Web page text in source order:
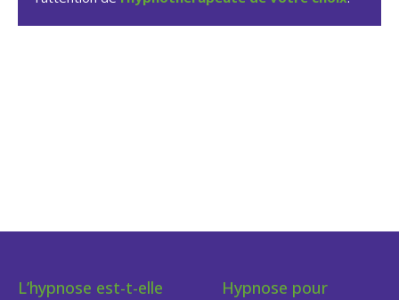
L’hypnose est-t-elle
Hypnose pour